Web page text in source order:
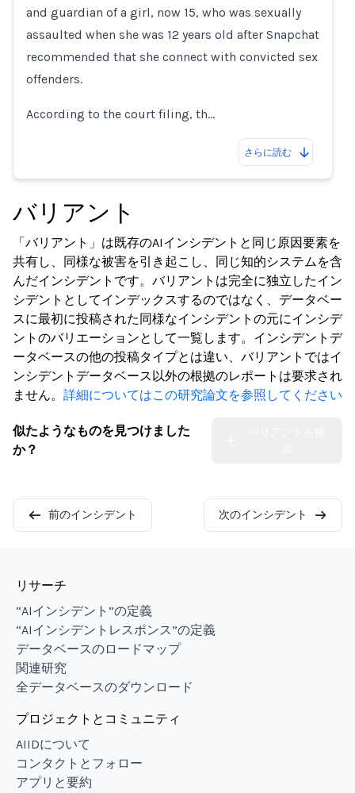
and guardian of a girl, now 15, who was sexually
assaulted when she was 12 years old after Snapchat
recommended that she connect with convicted sex
offenders.
According to the court filing, th…
さらに読む
バリアント
「バリアント」は既存のAIインシデントと同じ原因要素を
共有し、同様な被害を引き起こし、同じ知的システムを含
んだインシデントです。バリアントは完全に独立したイン
シデントとしてインデックスするのではなく、データベー
スに最初に投稿された同様なインシデントの元にインシデ
ントのバリエーションとして一覧します。インシデントデ
ータベースの他の投稿タイプとは違い、バリアントではイ
ンシデントデータベース以外の根拠のレポートは要求され
ません。 詳細についてはこの研究論文を参照してください
似たようなものを見つけました
か？
前のインシデント 次のインシデント
リサーチ
“AIインシデント”の定義
“AIインシデントレスポンス”の定義
データベースのロードマップ
関連研究
全データベースのダウンロード
プロジェクトとコミュニティ
AIIDについて
コンタクトとフォロー
アプリと要約